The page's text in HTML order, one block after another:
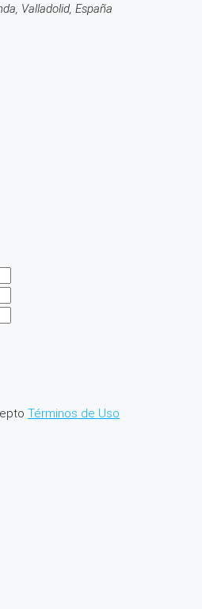
Valladolid, España
Términos de Uso